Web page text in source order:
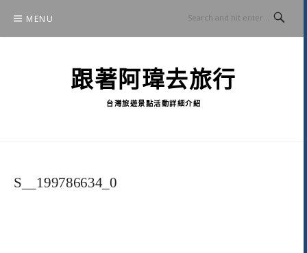
content
MENU
跟著阿瑋去旅行
台灣旅遊景點活動詳細介紹
S__199786634_0